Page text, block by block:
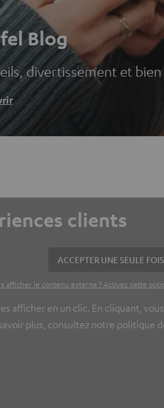
Blog
divertissement et bien
clients
ACCEPTER UNE SEULE
afficher le contenu externe ? Activez cette
afficher en un clic. En cliquant,
plus, consultez notre politique